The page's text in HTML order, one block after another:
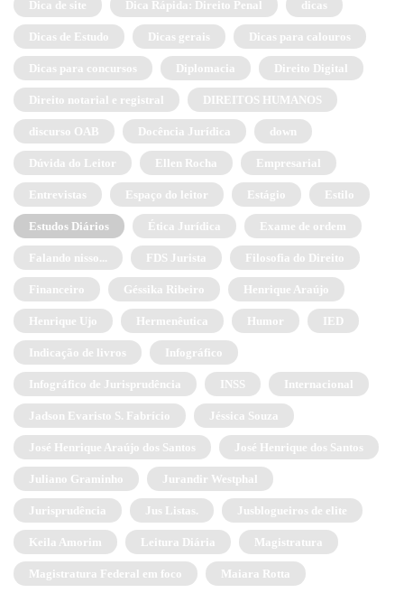
Dica de site Dica Rápida: Direito Penal dicas
Dicas de Estudo Dicas gerais Dicas para calouros
Dicas para concursos Diplomacia Direito Digital
Direito notarial e registral DIREITOS HUMANOS
discurso OAB Docência Jurídica down
Dúvida do Leitor Ellen Rocha Empresarial
Entrevistas Espaço do leitor Estágio Estilo
Estudos Diários Ética Jurídica Exame de ordem
Falando nisso... FDS Jurista Filosofia do Direito
Financeiro Géssika Ribeiro Henrique Araújo
Henrique Ujo Hermenêutica Humor IED
Indicação de livros Infográfico
Infográfico de Jurisprudência INSS Internacional
Jadson Evaristo S. Fabrício Jéssica Souza
José Henrique Araújo dos Santos José Henrique dos Santos
Juliano Graminho Jurandir Westphal
Jurisprudência Jus Listas. Jusblogueiros de elite
Keila Amorim Leitura Diária Magistratura
Magistratura Federal em foco Maiara Rotta